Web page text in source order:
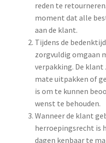
reden te
moment dat alle
aan de klant.
Tijdens de
zorgvuldig omgaan
verpakking. De
mate uitpakken of
is om te kunnen
wenst te behouden.
Wanneer de klant
herroepingsrecht is
dagen kenbaar te